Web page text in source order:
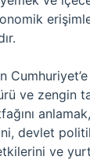
ve zengin
devlet
ve